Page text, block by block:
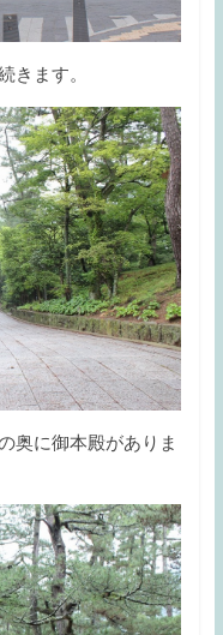
きます。
奥に御本殿がありま